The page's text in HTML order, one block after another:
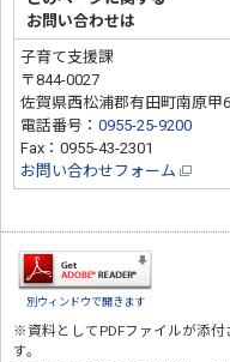
お問い合わせは
子育て支援課
〒844-0027
佐賀県西松浦郡有田町南原甲
電話番号：0955-25-9200
Fax：0955-43-2301
お問い合わせフォーム
別ウィンドウで開きます
※資料としてPDFファイルが添付
す。